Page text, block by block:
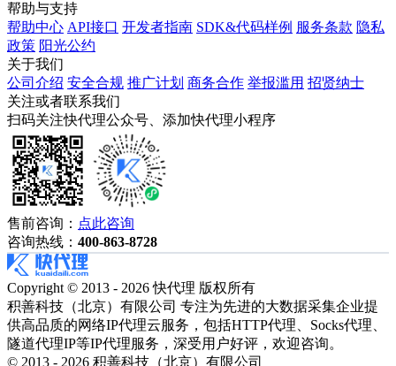
帮助与支持
帮助中心 API接口 开发者指南 SDK&代码样例 服务条款 隐私
政策 阳光公约
关于我们
公司介绍 安全合规 推广计划 商务合作 举报滥用 招贤纳士
关注或者联系我们
扫码关注快代理公众号、添加快代理小程序
售前咨询： 点此咨询
咨询热线： 400-863-8728
Copyright © 2013 - 2026 快代理 版权所有
积善科技（北京）有限公司 专注为先进的大数据采集企业提
供高品质的网络IP代理云服务，包括HTTP代理、Socks代理、
隧道代理IP等IP代理服务，深受用户好评，欢迎咨询。
© 2013 - 2026 积善科技（北京）有限公司